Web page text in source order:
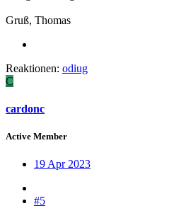
Gruß, Thomas
Reaktionen: odiug
C
cardonc
Active Member
19 Apr 2023
#5